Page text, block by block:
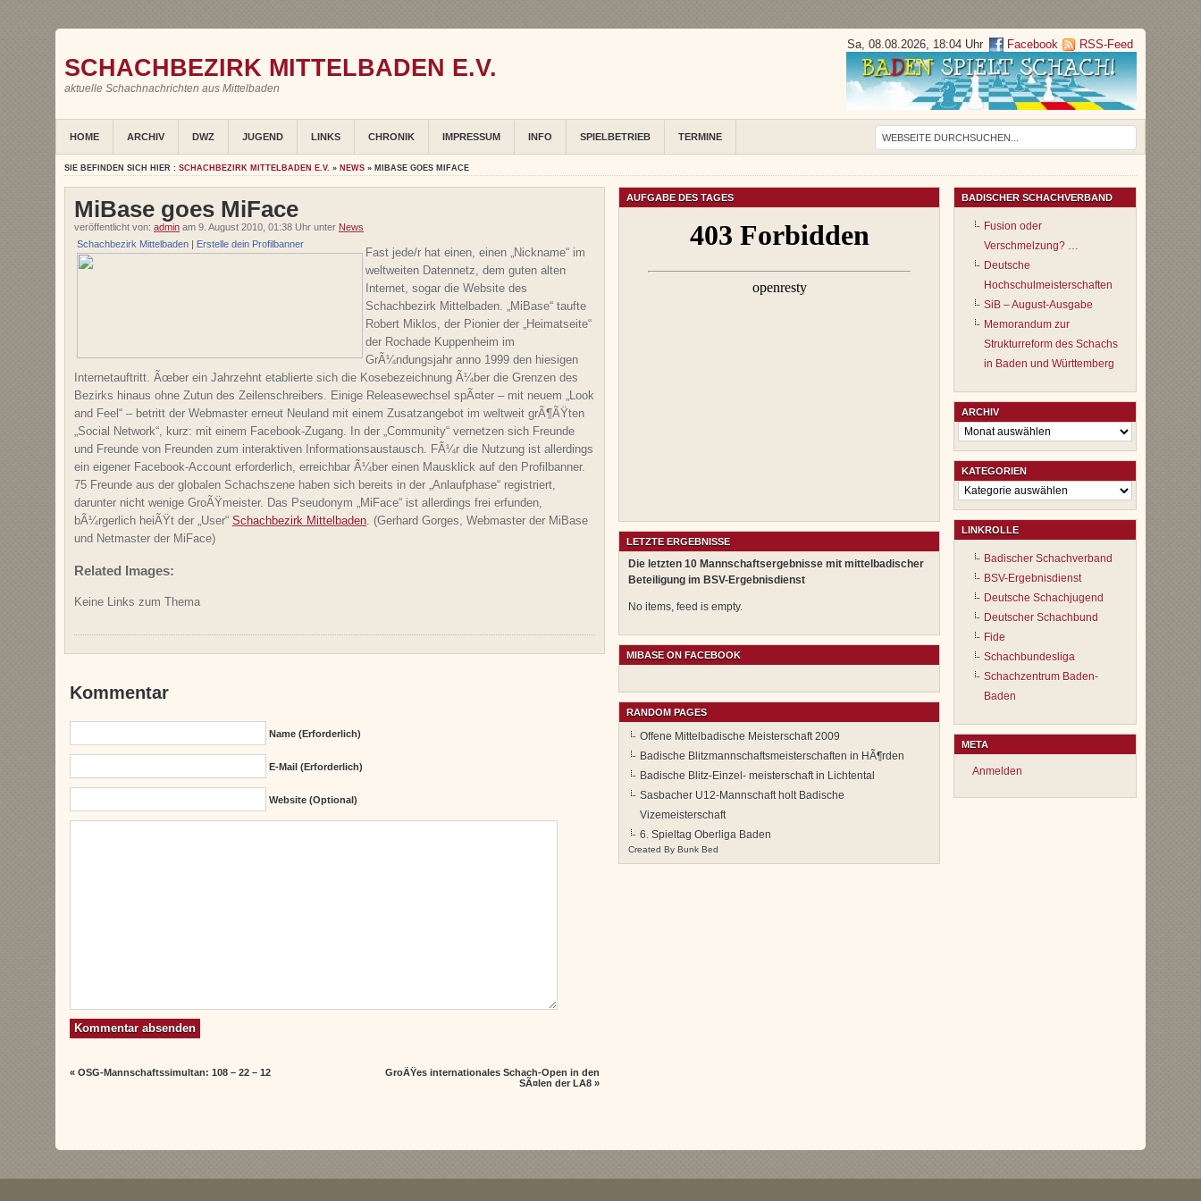
SCHACHBEZIRK MITTELBADEN E.V.
aktuelle Schachnachrichten aus Mittelbaden
Sa, 08.08.2026, 18:04 Uhr Facebook RSS-Feed
HOME ARCHIV DWZ JUGEND LINKS CHRONIK IMPRESSUM INFO SPIELBETRIEB TERMINE
SIE BEFINDEN SICH HIER : SCHACHBEZIRK MITTELBADEN E.V. » NEWS » MIBASE GOES MIFACE
MiBase goes MiFace
veröffentlicht von: admin am 9. August 2010, 01:38 Uhr unter News
Schachbezirk Mittelbaden
Erstelle dein Profilbanner
Fast jede/r hat einen, einen „Nickname“ im
weltweiten Datennetz, dem guten alten
Internet, sogar die Website des
Schachbezirk Mittelbaden. „MiBase“ taufte
Robert Miklos, der Pionier der „Heimatseite“
der Rochade Kuppenheim im
GrÃ¼ndungsjahr anno 1999 den hiesigen
Internetauftritt. Ãœber ein Jahrzehnt etablierte sich die Kosebezeichnung Ã¼ber die Grenzen des
Bezirks hinaus ohne Zutun des Zeilenschreibers. Einige Releasewechsel spÃ¤ter – mit neuem „Look
and Feel“ – betritt der Webmaster erneut Neuland mit einem Zusatzangebot im weltweit grÃ¶ÃŸten
„Social Network“, kurz: mit einem Facebook-Zugang. In der „Community“ vernetzen sich Freunde
und Freunde von Freunden zum interaktiven Informationsaustausch. FÃ¼r die Nutzung ist allerdings
ein eigener Facebook-Account erforderlich, erreichbar Ã¼ber einen Mausklick auf den Profilbanner.
75 Freunde aus der globalen Schachszene haben sich bereits in der „Anlaufphase“ registriert,
darunter nicht wenige GroÃŸmeister. Das Pseudonym „MiFace“ ist allerdings frei erfunden,
bÃ¼rgerlich heiÃŸt der „User“ Schachbezirk Mittelbaden. (Gerhard Gorges, Webmaster der MiBase
und Netmaster der MiFace)
Related Images:
Keine Links zum Thema
Kommentar
Name (erforderlich)
E-Mail (erforderlich)
Website (Optional)
«OSG-Mannschaftssimultan: 108 – 22 – 12
GroÃŸes internationales Schach-Open in den
SÃ¤len der LA8»
AUFGABE DES TAGES
LETZTE ERGEBNISSE
Die letzten 10 Mannschaftsergebnisse mit mittelbadischer
Beteiligung im BSV-Ergebnisdienst
No items, feed is empty.
MIBASE ON FACEBOOK
RANDOM PAGES
Offene Mittelbadische Meisterschaft 2009
Badische Blitzmannschaftsmeisterschaften in HÃ¶rden
Badische Blitz-Einzel- meisterschaft in Lichtental
Sasbacher U12-Mannschaft holt Badische
Vizemeisterschaft
6. Spieltag Oberliga Baden
Created By Bunk Bed
BADISCHER SCHACHVERBAND
Fusion oder
Verschmelzung? …
Deutsche
Hochschulmeisterschaften
SiB – August-Ausgabe
Memorandum zur
Strukturreform des Schachs
in Baden und Württemberg
ARCHIV
Archiv
KATEGORIEN
Kategorien
LINKROLLE
Badischer Schachverband
BSV-Ergebnisdienst
Deutsche Schachjugend
Deutscher Schachbund
Fide
Schachbundesliga
Schachzentrum Baden-
Baden
META
Anmelden